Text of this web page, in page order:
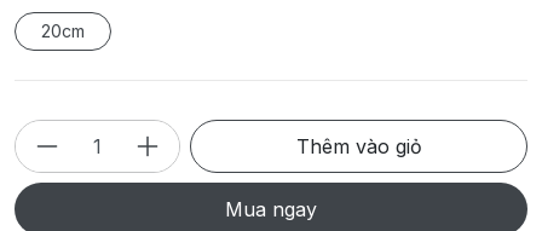
20cm
Thêm vào giỏ
Mua ngay